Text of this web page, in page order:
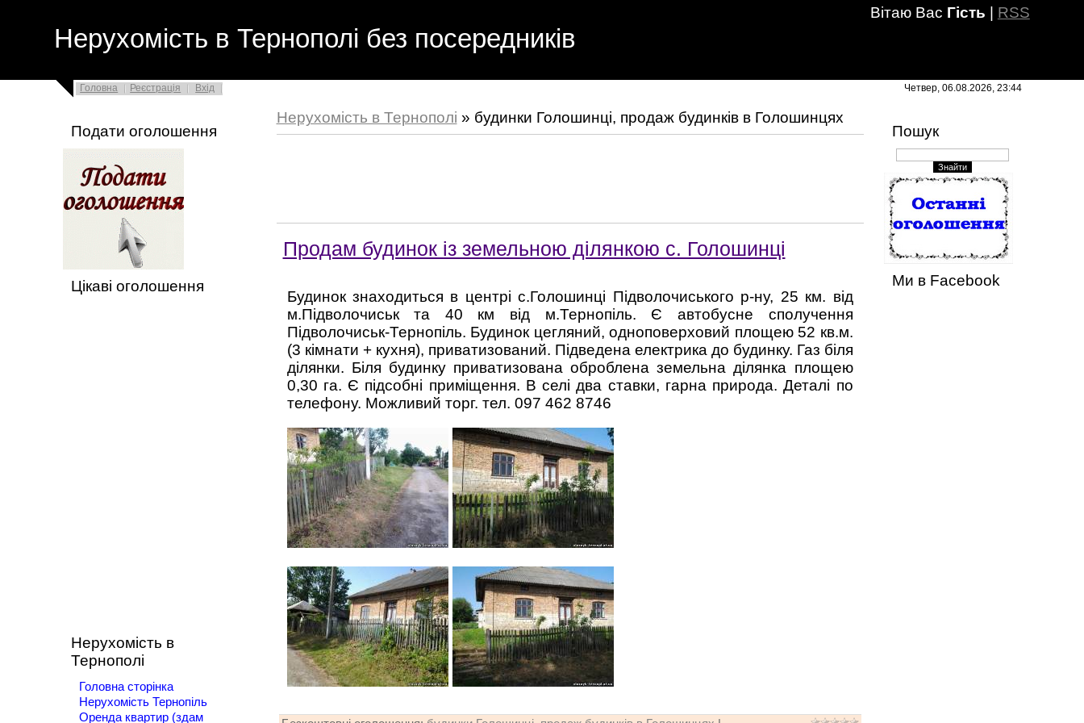
Вітаю Вас Гість RSS
Нерухомість в Тернополі без посередників
Головна Реєстрація Вхід Четвер, 06.08.2026, 23:44
Подати оголошення
Цікаві оголошення
Нерухомість в
Тернополі
Головна сторінка
Нерухомість Тернопіль
Оренда квартир (здам
Нерухомість в Тернополі » будинки Голошинці, продаж будинків в Голошинцях
Продам будинок із земельною ділянкою с. Голошинці
Будинок знаходиться в центрі с.Голошинці Підволочиського р-ну, 25 км. від
м.Підволочиськ та 40 км від м.Тернопіль. Є автобусне сполучення
Підволочиськ-Тернопіль. Будинок цегляний, одноповерховий площею 52 кв.м.
(3 кімнати + кухня), приватизований. Підведена електрика до будинку. Газ біля
ділянки. Біля будинку приватизована оброблена земельна ділянка площею
0,30 га. Є підсобні приміщення. В селі два ставки, гарна природа. Деталі по
телефону. Можливий торг. тел. 097 462 8746
Пошук
Ми в Facebook